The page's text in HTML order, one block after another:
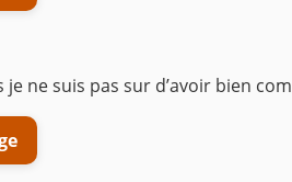
je ne suis pas sur d’avoir bien